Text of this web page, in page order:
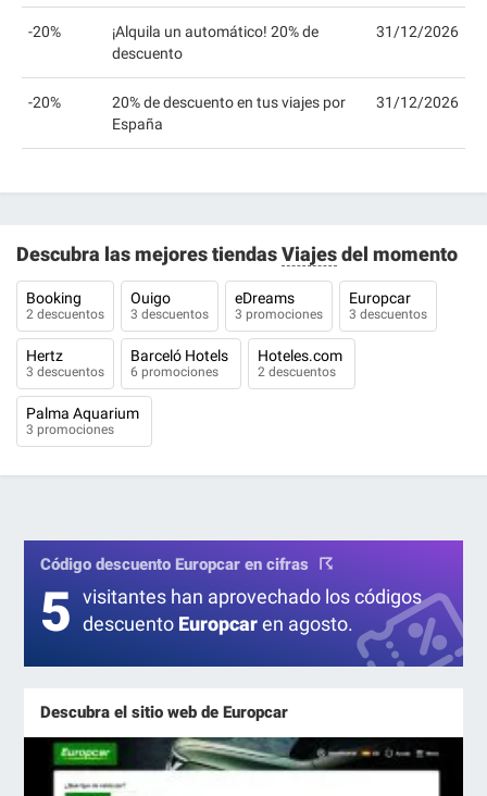
-20%
¡Alquila un automático! 20% de
descuento
31/12/2026
-20%
20% de descuento en tus viajes por
España
31/12/2026
Descubra las mejores tiendasViajesdel momento
Booking
2 descuentos
Ouigo
3 descuentos
eDreams
3 promociones
Europcar
3 descuentos
Hertz
3 descuentos
Barceló Hotels
6 promociones
Hoteles.com
2 descuentos
Palma Aquarium
3 promociones
Código descuento Europcar en cifras
5 visitantes han aprovechado los códigos
descuento Europcaren agosto.
Descubra el sitio web de Europcar